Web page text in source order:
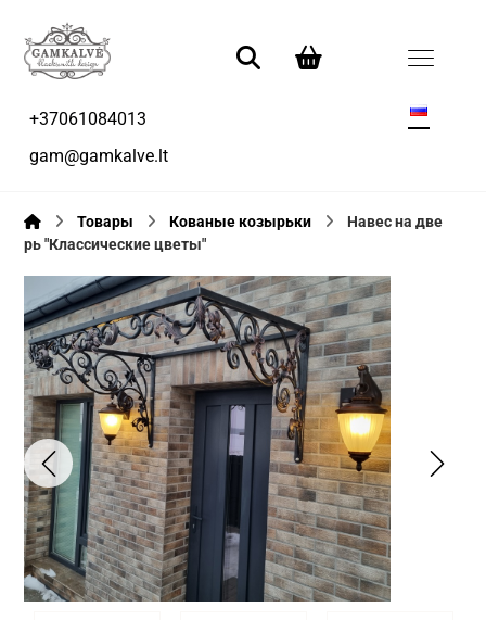
+37061084013
gam@gamkalve.lt
Товары Кованые козырьки
Навес на две
рь "Классические цветы"